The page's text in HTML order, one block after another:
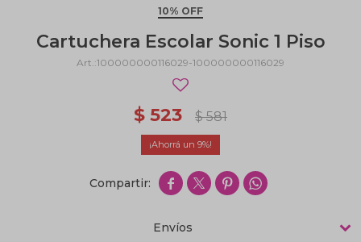
10% OFF
Cartuchera Escolar Sonic 1 Piso
100000000116029-100000000116029
$ 523 $ 581
9
   
Envíos